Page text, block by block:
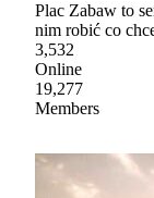
Plac Zabaw to
nim robić co
3,532
Online
19,277
Members